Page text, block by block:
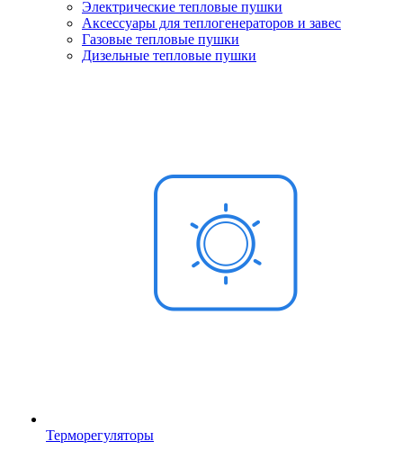
Электрические тепловые пушки
Аксессуары для теплогенераторов и завес
Газовые тепловые пушки
Дизельные тепловые пушки
Терморегуляторы